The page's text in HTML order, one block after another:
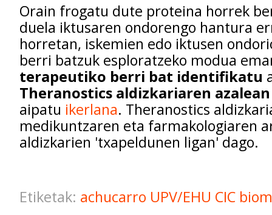
Orain frogatu dute proteina horrek
duela iktusaren ondorengo hantura
horretan, iskemien edo iktusen
berri batzuk esploratzeko modua
terapeutiko berri bat identifikatu
Theranostics aldizkariaren azalean
aipatu ikerlana. Theranostics
medikuntzaren eta farmakologiaren
aldizkarien 'txapeldunen ligan' dago.
Etiketak: achucarro UPV/EHU CIC